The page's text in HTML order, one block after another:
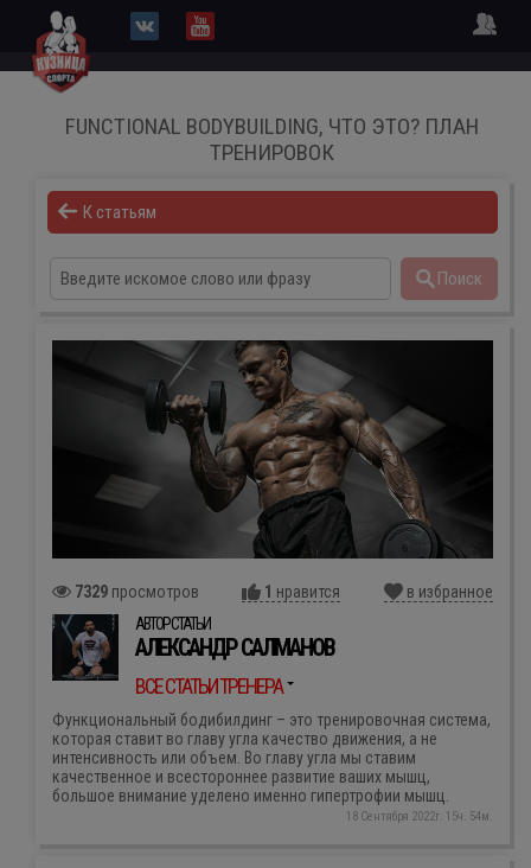
FUNCTIONAL BODYBUILDING, ЧТО ЭТО? ПЛАН
ТРЕНИРОВОК
К статьям
Поиск
7329просмотров 1 нравится
в избранное
АВТОР СТАТЬИ
АЛЕКСАНДР САЛМАНОВ
ВСЕ СТАТЬИ ТРЕНЕРА
Функциональный бодибилдинг – это тренировочная система,
которая ставит во главу угла качество движения, а не
интенсивность или объем. Во главу угла мы ставим
качественное и всестороннее развитие ваших мышц,
большое внимание уделено именно гипертрофии мышц.
18 Сентября 2022г. 15ч. 54м.